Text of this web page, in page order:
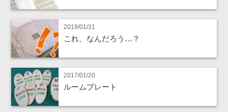
2019/01/31
これ、なんだろう…？
2017/01/20
ルームプレート